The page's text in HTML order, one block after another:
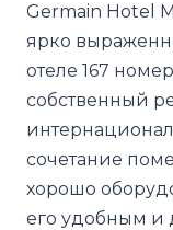
Germain Hotel
ярко
отеле 167
собственный
сочетание
хорошо
его удобным и